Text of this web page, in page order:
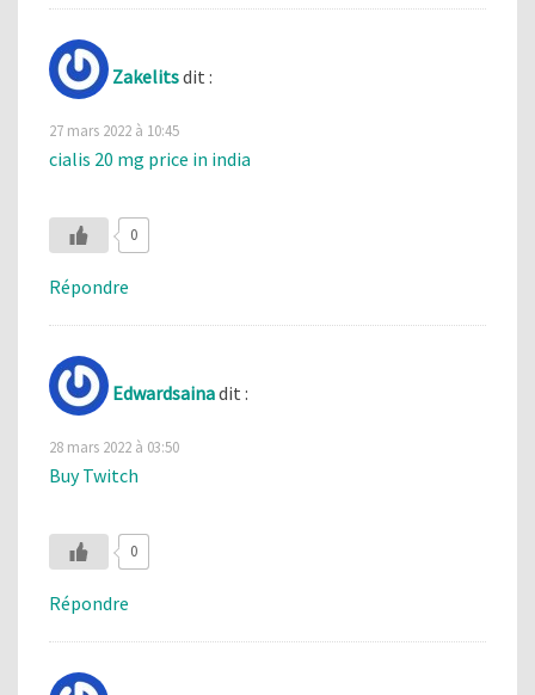
Zakelitsdit :
27 mars 2022 à 10:45
cialis 20 mg price in india
0
Répondre
Edwardsainadit :
28 mars 2022 à 03:50
Buy Twitch
0
Répondre